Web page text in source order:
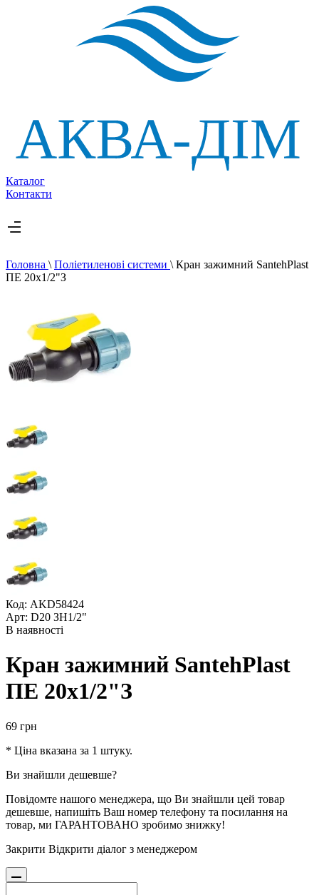
Каталог
Контакти
Головна \ Поліетиленові системи \ Кран зажимний SantehPlast
ПЕ 20х1/2"З
Код: AKD58424
Арт: D20 ЗН1/2"
В наявності
Кран зажимний SantehPlast
ПЕ 20х1/2"З
69 грн
* Ціна вказана за 1 штуку.
Ви знайшли дешевше?
Повідомте нашого менеджера, що Ви знайшли цей товар
дешевше, напишіть Ваш номер телефону та посилання на
товар, ми ГАРАНТОВАНО зробимо знижку!
Закрити Відкрити діалог з менеджером